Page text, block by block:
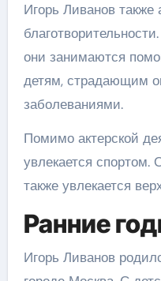
Игорь Ливанов также
они занимаются
детям, страдающим
заболеваниями.
Помимо актерской
увлекается
также увлекается
Ранние
Игорь Ливанов